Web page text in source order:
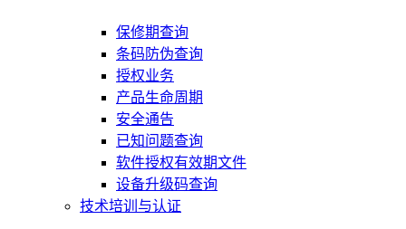
保修期查询
条码防伪查询
授权业务
产品生命周期
安全通告
已知问题查询
软件授权有效期文件
设备升级码查询
技术培训与认证